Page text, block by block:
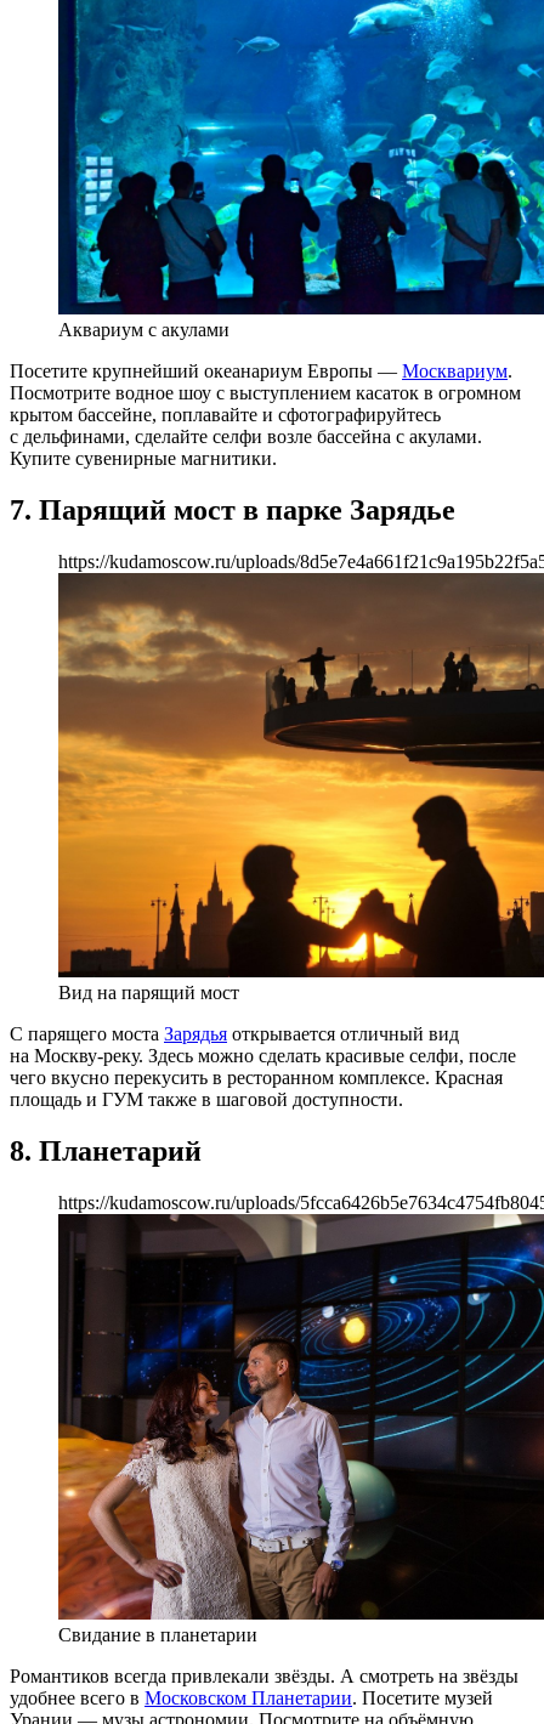
Аквариум с акулами
Посетите крупнейший океанариум Европы — Москвариум.
Посмотрите водное шоу с выступлением касаток в огромном
крытом бассейне, поплавайте и сфотографируйтесь
с дельфинами, сделайте селфи возле бассейна с акулами.
Купите сувенирные магнитики.
7. Парящий мост в парке Зарядье
https://kudamoscow.ru/uploads/
Вид на парящий мост
С парящего моста Зарядья открывается отличный вид
на Москву-реку. Здесь можно сделать красивые селфи, после
чего вкусно перекусить в ресторанном комплексе. Красная
площадь и ГУМ также в шаговой доступности.
8. Планетарий
https://kudamoscow.ru/uploads/
Свидание в планетарии
Романтиков всегда привлекали звёзды. А смотреть на звёзды
удобнее всего в Московском Планетарии. Посетите музей
Урании — музы астрономии. Посмотрите на объёмную